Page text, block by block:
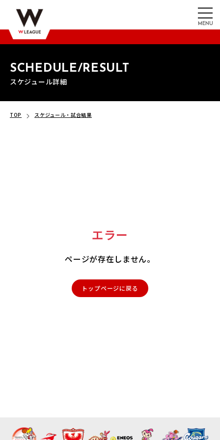
MENU
SCHEDULE/RESULT
スケジュール詳細
TOP スケジュール・試合結果
エラー
ページが存在しません。
トップページに戻る